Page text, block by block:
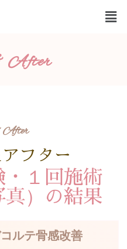
After
After
フター
１回施術
真）の結果
ルテ骨感改善